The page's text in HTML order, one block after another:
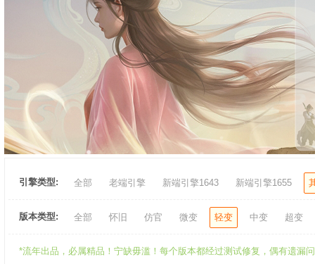
引擎类型: 全部 老端引擎 新端引擎1643 新端引擎1655
版本类型: 全部 怀旧 仿官 微变 轻变 中变 超变
*流年出品，必属精品！宁缺毋滥！每个版本都经过测试修复，偶有遗漏